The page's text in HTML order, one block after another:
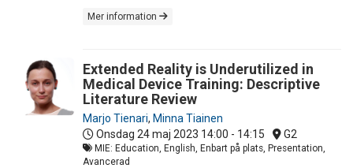
Mer information
Extended Reality is Underutilized in
Medical Device Training: Descriptive
Literature Review
Marjo Tienari, Minna Tiainen
Onsdag 24 maj 2023 14:00 - 14:15 G2
MIE: Education, English, Enbart på plats, Presentation,
Avancerad